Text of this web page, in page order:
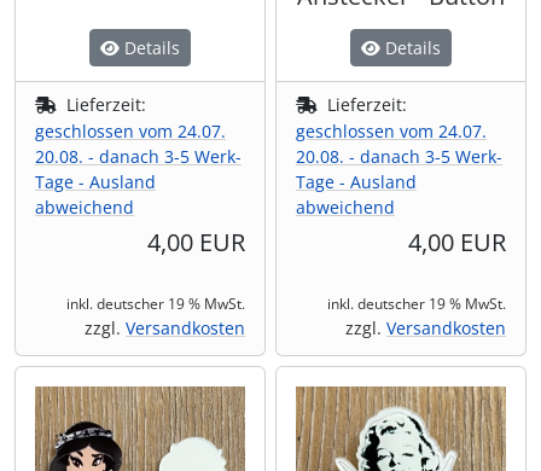
Details
Lieferzeit:
geschlossen vom 24.07.
20.08. - danach 3-5 Werk-
Tage - Ausland
abweichend
4,00 EUR
inkl. deutscher 19 % MwSt.
zzgl. Versandkosten
Details
Lieferzeit:
geschlossen vom 24.07.
20.08. - danach 3-5 Werk-
Tage - Ausland
abweichend
4,00 EUR
inkl. deutscher 19 % MwSt.
zzgl. Versandkosten